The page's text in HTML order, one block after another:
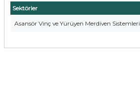
Sektörler
Asansör Vinç ve Yürüyen Merdiven Sistemleri